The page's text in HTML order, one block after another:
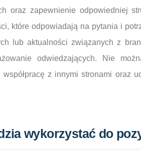
oraz zapewnienie odpowiedniej
które odpowiadają na pytania i
lub aktualności związanych z
odwiedzających. Nie
współpracę z innymi stronami oraz
wykorzystać do